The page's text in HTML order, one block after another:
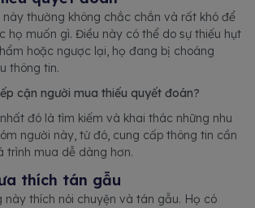
này thường không chắc chắn và rất khó để
họ muốn gì. Điều này có thể do sự thiếu hụt
hoặc ngược lại, họ đang bị choáng
thông tin.
cận người mua thiếu quyết đoán?
đó là tìm kiếm và khai thác những nhu
người này, từ đó, cung cấp thông tin cần
trình mua dễ dàng hơn.
thích tán gẫu
này thích nói chuyện và tán gẫu. Họ có